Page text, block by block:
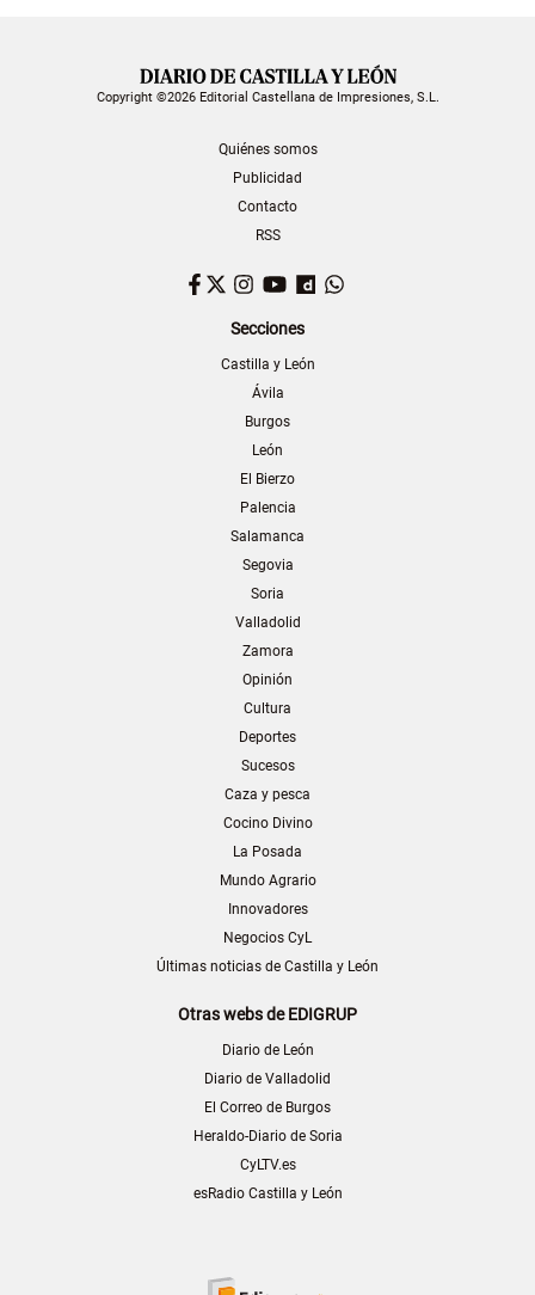
Copyright ©2026 Editorial Castellana de Impresiones, S.L.
Quiénes somos
Publicidad
Contacto
RSS
Facebook
TwitterInstagram
YouTubeDailymotion
Secciones
Castilla y León
Ávila
Burgos
León
El Bierzo
Palencia
Salamanca
Segovia
Soria
Valladolid
Zamora
Opinión
Cultura
Deportes
Sucesos
Caza y pesca
Cocino Divino
La Posada
Mundo Agrario
Innovadores
Negocios CyL
Últimas noticias de Castilla y León
Otras webs de EDIGRUP
Diario de León
Diario de Valladolid
El Correo de Burgos
Heraldo-Diario de Soria
CyLTV.es
esRadio Castilla y León